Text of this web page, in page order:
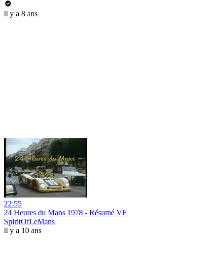
il y a 8 ans
22:55
24 Heures du Mans 1978 - Résumé VF
SpiritOfLeMans
il y a 10 ans